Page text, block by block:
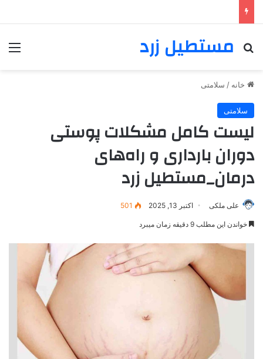
مستطیل زرد
خانه / سلامتی
سلامتی
لیست کامل مشکلات پوستی
دوران بارداری و راه‌های
درمان_مستطیل زرد
علی ملکی اکتبر 13, 2025 501
خواندن این مطلب 9 دقیقه زمان میبرد